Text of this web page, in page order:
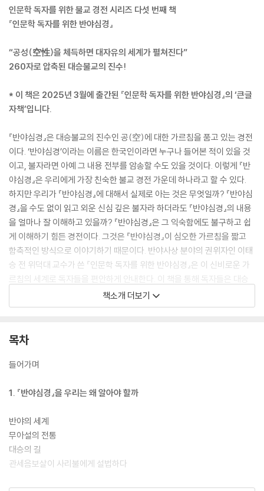
인문학 독자를 위한 불교 경전 시리즈 다섯 번째 책
『인문학 독자를 위한 반야심경』
“공성(空性)을 체득하면 대자유의 세계가 펼쳐진다”
260자로 압축된 대승불교의 진수!
* 이 책은 2025년 3월에 출간된 『인문학 독자를 위한 반야심경』의 ‘큰글
자책’입니다.
『반야심경』은 대승불교의 진수인 공(空)에 대한 가르침을 품고 있는 경전
이다. ‘반야심경’이라는 이름은 한국인이라면 누구나 들어본 적이 있을 것
이고, 불자라면 아예 그 내용 전부를 암송할 수도 있을 것이다. 이렇게 『반
야심경』은 우리에게 가장 친숙한 불교 경전 가운데 하나라고 할 수 있다.
하지만 우리가 『반야심경』에 대해서 실제로 아는 것은 무엇일까? 『반야심
경』을 수도 없이 읽고 외운 신심 깊은 불자라 하더라도 『반야심경』의 내용
을 얼마나 잘 이해하고 있을까? 『반야심경』은 그 익숙함에도 불구하고 쉽
게 이해하기 힘든 경전이다. 그것은 『반야심경』이 심오한 가르침을 짧고
함축적인 방식으로 이야기하기 때문이다. 반야사상 분야의 권위자인 이태
승 전 위덕대 교수가 쓴 『인문학 독자를 위한 반야심경』은 이 신비로운 가
르침의 세계로 독자들을 편안하게 안내한다. 이 책을 통해 독자들은 대승
불교의 진면목, 곧 공(空)으로 대표되는 불교의 세계관과 이타자리(利他
自利)로 대표되는 불교의 인생관을 비로소 이해하게 될 것이다.
책소개 더보기
목차
들어가며
1. 『반야심경』을 우리는 왜 알아야 할까
반야의 세계
무아설의 전통
대승의 길
관세음보살이 사리불에게 설법하다